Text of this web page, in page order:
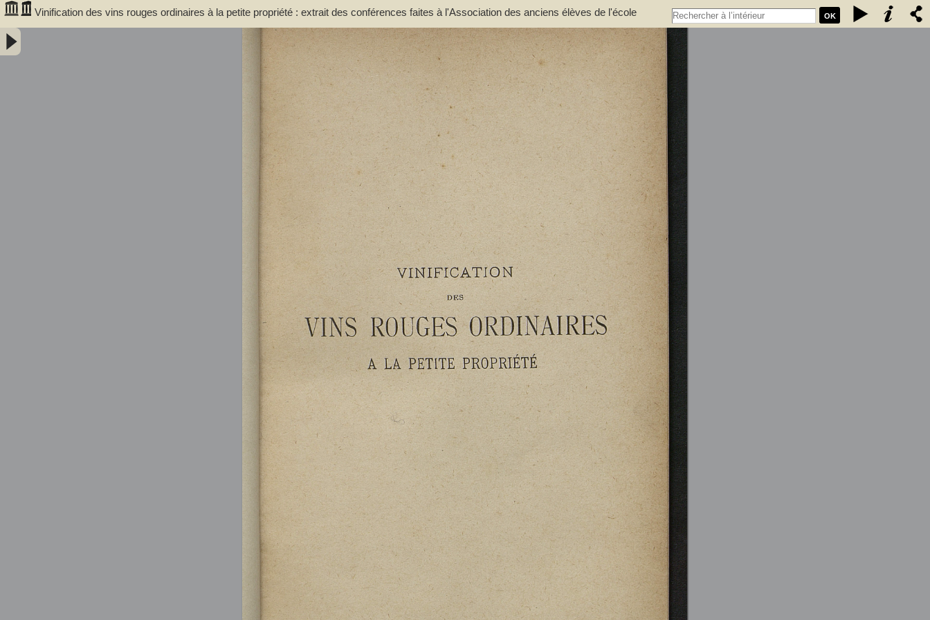
OK
Vinification des vins rouges ordinaires à la petite propriété : extrait des conférences faites à l'Association des anciens élèves de l'école
communale de Portet (Haute-Garonne) / par A. Lacassagne,... - Lacassagne, A.. Auteur